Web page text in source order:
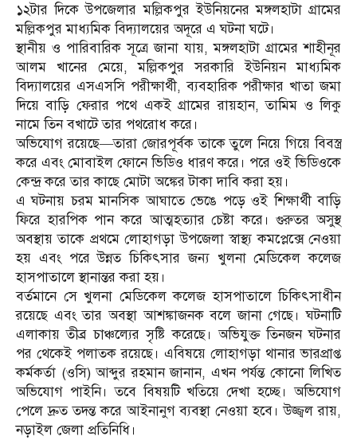
১২টার দিকে উপজেলার মল্লিকপুর ইউনিয়নের মঙ্গলহাটা গ্রামের
মল্লিকপুর মাধ্যমিক বিদ্যালয়ের অদূরে এ ঘটনা ঘটে।
স্থানীয় ও পারিবারিক সূত্রে জানা যায়, মঙ্গলহাটা গ্রামের শাহীনূর
আলম খানের মেয়ে, মল্লিকপুর সরকারি ইউনিয়ন মাধ্যমিক
বিদ্যালয়ের এসএসসি পরীক্ষার্থী, ব্যবহারিক পরীক্ষার খাতা জমা
দিয়ে বাড়ি ফেরার পথে একই গ্রামের রায়হান, তামিম ও লিকু
নামে তিন বখাটে তার পথরোধ করে।
অভিযোগ রয়েছে—তারা জোরপূর্বক তাকে তুলে নিয়ে গিয়ে বিবস্ত্র
করে এবং মোবাইল ফোনে ভিডিও ধারণ করে। পরে ওই ভিডিওকে
কেন্দ্র করে তার কাছে মোটা অঙ্কের টাকা দাবি করা হয়।
এ ঘটনায় চরম মানসিক আঘাতে ভেঙে পড়ে ওই শিক্ষার্থী বাড়ি
ফিরে হারপিক পান করে আত্মহত্যার চেষ্টা করে। গুরুতর অসুস্থ
অবস্থায় তাকে প্রথমে লোহাগড়া উপজেলা স্বাস্থ্য কমপ্লেক্সে নেওয়া
হয় এবং পরে উন্নত চিকিৎসার জন্য খুলনা মেডিকেল কলেজ
হাসপাতালে স্থানান্তর করা হয়।
বর্তমানে সে খুলনা মেডিকেল কলেজ হাসপাতালে চিকিৎসাধীন
রয়েছে এবং তার অবস্থা আশঙ্কাজনক বলে জানা গেছে। ঘটনাটি
এলাকায় তীব্র চাঞ্চল্যের সৃষ্টি করেছে। অভিযুক্ত তিনজন ঘটনার
পর থেকেই পলাতক রয়েছে। এবিষয়ে লোহাগড়া থানার ভারপ্রাপ্ত
কর্মকর্তা (ওসি) আব্দুর রহমান জানান, এখন পর্যন্ত কোনো লিখিত
অভিযোগ পাইনি। তবে বিষয়টি খতিয়ে দেখা হচ্ছে। অভিযোগ
পেলে দ্রুত তদন্ত করে আইনানুগ ব্যবস্থা নেওয়া হবে। উজ্জ্বল রায়,
নড়াইল জেলা প্রতিনিধি।